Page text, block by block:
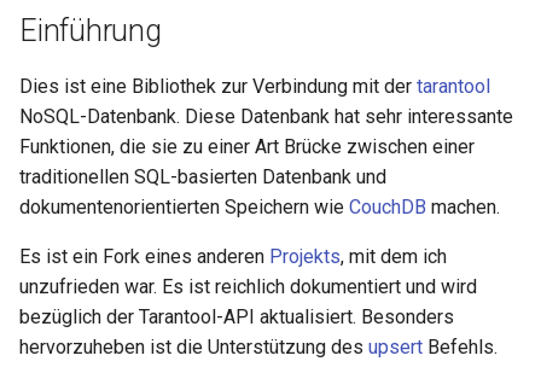
captcha
cgi
combined-upstreams
compression-normalize
insert Beispiele
replace
update
update Beispiele
Einführung
Dies ist eine Bibliothek zur Verbindung mit der tarantool
NoSQL-Datenbank. Diese Datenbank hat sehr interessante
Funktionen, die sie zu einer Art Brücke zwischen einer
traditionellen SQL-basierten Datenbank und
dokumentenorientierten Speichern wie CouchDB machen.
Es ist ein Fork eines anderen Projekts, mit dem ich
unzufrieden war. Es ist reichlich dokumentiert und wird
bezüglich der Tarantool-API aktualisiert. Besonders
hervorzuheben ist die Unterstützung des upsert Befehls.